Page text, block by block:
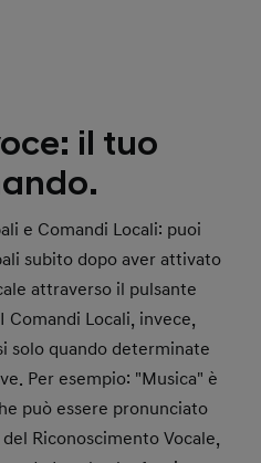
il tuo
e Comandi Locali: puoi
subito dopo aver attivato
attraverso il pulsante
Comandi Locali, invece,
solo quando determinate
Per esempio: "Musica" è
può essere pronunciato
Riconoscimento Vocale,